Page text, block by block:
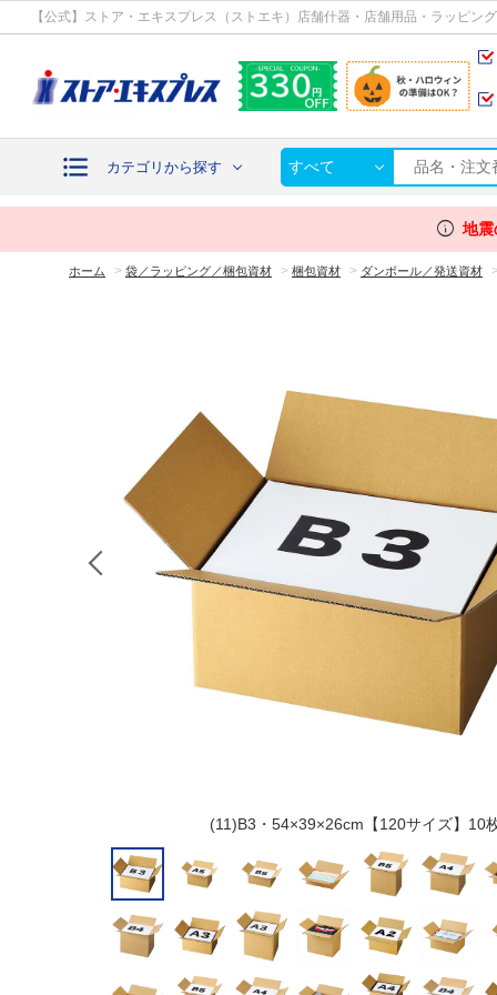
【公式】ストア・エキスプレス（ストエキ）店舗什器・店舗用品・ラッピン
カテゴリから探す すべて
info 地
ホーム > 袋／ラッピング／梱包資材 > 梱包資材 > ダンボール／発送資材
(11)B3・54×39×26cm【120サイズ】10